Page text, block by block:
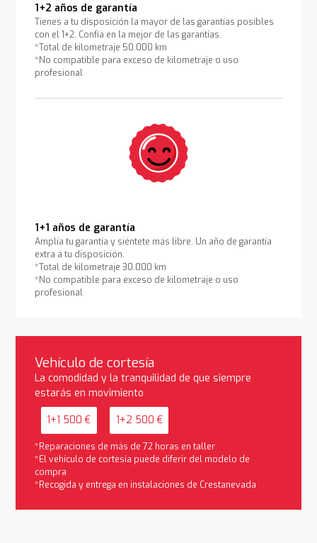
1+2 años de garantía
Tienes a tu disposición la mayor de las garantías posibles
con el 1+2. Confía en la mejor de las garantías.
*Total de kilometraje 50.000 km
*No compatible para exceso de kilometraje o uso
profesional
1+1 años de garantía
Amplía tu garantía y siéntete más libre. Un año de garantía
extra a tu disposición.
*Total de kilometraje 30.000 km
*No compatible para exceso de kilometraje o uso
profesional
Vehículo de cortesía
La comodidad y la tranquilidad de que siempre
estarás en movimiento
1+1 500 € 1+2 500 €
*Reparaciones de más de 72 horas en taller
*El vehículo de cortesía puede diferir del modelo de
compra
*Recogida y entrega en instalaciones de Crestanevada